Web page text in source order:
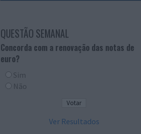
QUESTÃO SEMANAL
Concorda com a renovação das notas de
euro?
Sim
Não
Ver Resultados